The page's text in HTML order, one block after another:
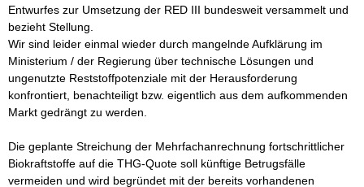
Entwurfes zur Umsetzung der RED III bundesweit versammelt und
bezieht Stellung.
Wir sind leider einmal wieder durch mangelnde Aufklärung im
Ministerium / der Regierung über technische Lösungen und
ungenutzte Reststoffpotenziale mit der Herausforderung
konfrontiert, benachteiligt bzw. eigentlich aus dem aufkommenden
Markt gedrängt zu werden.
Die geplante Streichung der Mehrfachanrechnung fortschrittlicher
Biokraftstoffe auf die THG-Quote soll künftige Betrugsfälle
vermeiden und wird begründet mit der bereits vorhandenen